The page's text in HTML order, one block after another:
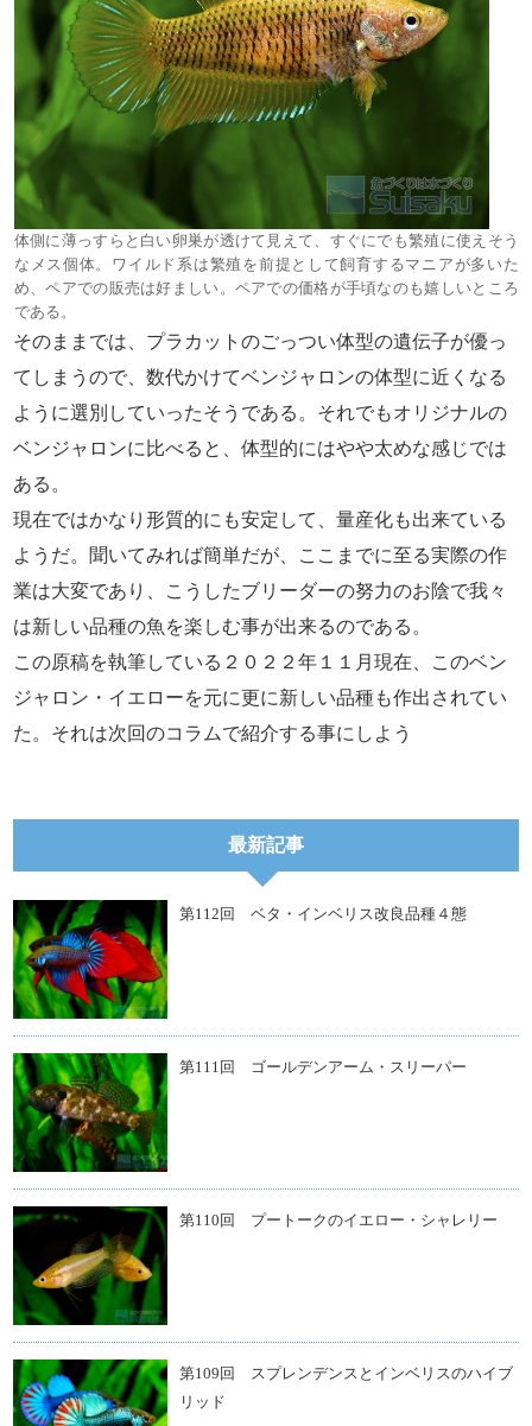
体側に薄っすらと白い卵巣が透けて見えて、すぐにでも繁殖に使えそう
なメス個体。ワイルド系は繁殖を前提として飼育するマニアが多いた
め、ペアでの販売は好ましい。ペアでの価格が手頃なのも嬉しいところ
である。
そのままでは、プラカットのごっつい体型の遺伝子が優っ
てしまうので、数代かけてベンジャロンの体型に近くなる
ように選別していったそうである。それでもオリジナルの
ベンジャロンに比べると、体型的にはやや太めな感じでは
ある。
現在ではかなり形質的にも安定して、量産化も出来ている
ようだ。聞いてみれば簡単だが、ここまでに至る実際の作
業は大変であり、こうしたブリーダーの努力のお陰で我々
は新しい品種の魚を楽しむ事が出来るのである。
この原稿を執筆している２０２２年１１月現在、このベン
ジャロン・イエローを元に更に新しい品種も作出されてい
た。それは次回のコラムで紹介する事にしよう
最新記事
第112回 ベタ・インベリス改良品種４態
第111回 ゴールデンアーム・スリーパー
第110回 プートークのイエロー・シャレリー
第109回 スプレンデンスとインベリスのハイブ
リッド